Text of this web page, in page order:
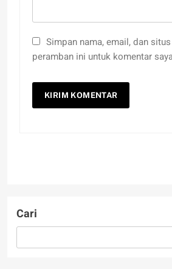
Simpan nama, email, dan
peramban ini untuk komentar
Cari